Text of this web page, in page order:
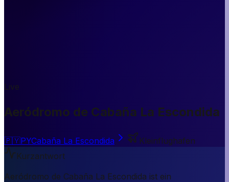
Live
Aeródromo de Cabaña La Escondida
🇵🇾PYCabaña La Escondida
Kleinflughafen
Kurzantwort
Aeródromo de Cabaña La Escondida ist ein